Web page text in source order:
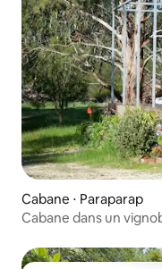
Cabane ⋅ Paraparap
Cabane dans un